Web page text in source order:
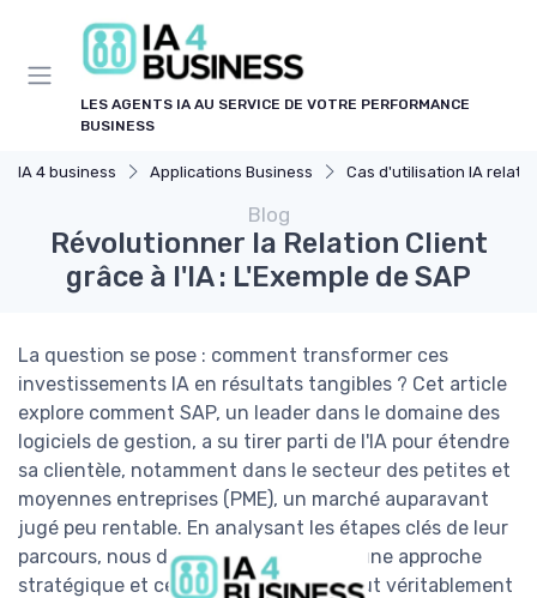
LES AGENTS IA AU SERVICE DE VOTRE PERFORMANCE
BUSINESS
IA 4 business Applications Business Cas d'utilisation IA relation client
Blog
Révolutionner la Relation Client
grâce à l'IA : L'Exemple de SAP
La question se pose : comment transformer ces
investissements IA en résultats tangibles ? Cet article
explore comment SAP, un leader dans le domaine des
logiciels de gestion, a su tirer parti de l'IA pour étendre
sa clientèle, notamment dans le secteur des petites et
moyennes entreprises (PME), un marché auparavant
jugé peu rentable. En analysant les étapes clés de leur
parcours, nous découvrons comment une approche
stratégique et centrée sur le client peut véritablement